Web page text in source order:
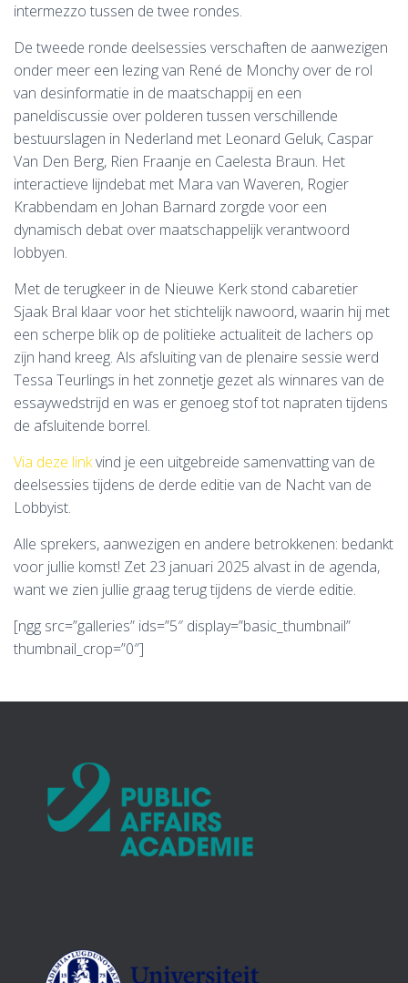
intermezzo tussen de twee rondes.
De tweede ronde deelsessies verschaften de aanwezigen
onder meer een lezing van René de Monchyover de rol
van desinformatie in de maatschappij en een
paneldiscussie over polderen tussen verschillende
bestuurslagen in Nederland met Leonard Geluk, Caspar
Van Den Berg, Rien Fraanje en Caelesta Braun. Het
interactieve lijndebat met Mara van Waveren, Rogier
Krabbendam en Johan Barnard zorgde voor een
dynamisch debat over maatschappelijk verantwoord
lobbyen.
Met de terugkeer in de Nieuwe Kerk stond cabaretier
Sjaak Bral klaar voor het stichtelijk nawoord, waarin hij met
een scherpe blik op de politieke actualiteit de lachers op
zijn hand kreeg. Als afsluiting van de plenaire sessie werd
Tessa Teurlings in het zonnetje gezet als winnares van de
essaywedstrijd en was er genoeg stof tot napraten tijdens
de afsluitende borrel.
Via deze linkvind je een uitgebreide samenvatting van de
deelsessies tijdens de derde editie van de Nacht van de
Lobbyist.
Alle sprekers, aanwezigen en andere betrokkenen: bedankt
voor jullie komst! Zet 23 januari 2025 alvast in de agenda,
want we zien jullie graag terug tijdens de vierde editie.
[ngg src=”galleries” ids=”5″ display=”basic_thumbnail”
thumbnail_crop=”0″]